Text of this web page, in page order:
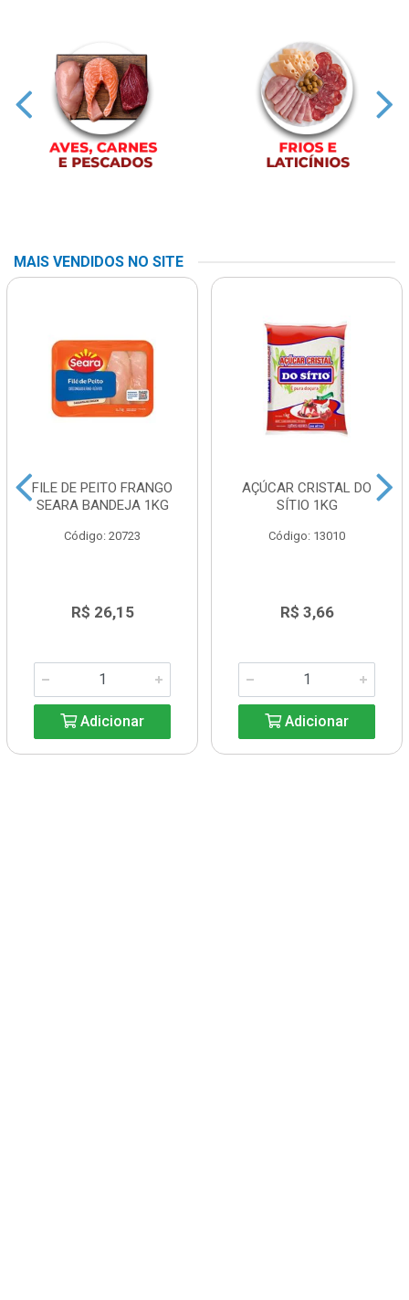
MAIS VENDIDOS NO SITE
FILE DE PEITO FRANGO
SEARA BANDEJA 1KG
Código: 20723
R$ 26,15
Adicionar
AÇÚCAR CRISTAL DO
SÍTIO 1KG
Código: 13010
R$ 3,66
Adicionar